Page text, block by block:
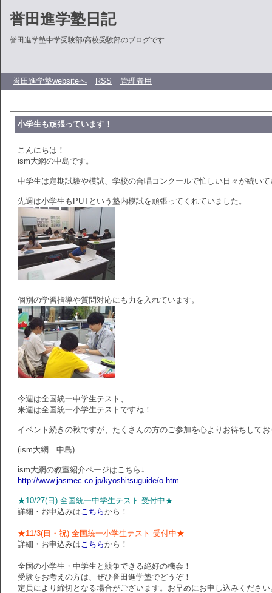
誉田進学塾日記
誉田進学塾中学受験部/高校受験部のブログです
誉田進学塾websiteへ RSS 管理者用
小学生も頑張っています！
こんにちは！
ism大網の中島です。
中学生は定期試験や模試、学校の合唱コンクールで忙しい日々が続い
先週は小学生もPUTという塾内模試を頑張ってくれていました。
個別の学習指導や質問対応にも力を入れています。
今週は全国統一中学生テスト、
来週は全国統一小学生テストですね！
イベント続きの秋ですが、たくさんの方のご参加を心よりお待ちして
(ism大網 中島)
ism大網の教室紹介ページはこちら↓
http://www.jasmec.co.jp/kyoshitsuguide/o.htm
★10/27(日) 全国統一中学生テスト 受付中★
詳細・お申込みはこちらから！
★11/3(日・祝) 全国統一小学生テスト 受付中★
詳細・お申込みはこちらから！
全国の小学生・中学生と競争できる絶好の機会！
受験をお考えの方は、ぜひ誉田進学塾でどうぞ！
定員により締切となる場合がございます。お早めにお申し込みください